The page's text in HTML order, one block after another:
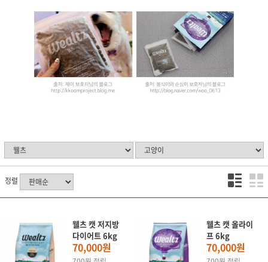
정렬
웰츠 캣 저지방
다이어트 6kg
70,000원
웰츠 캣 올라이
프 6kg
70,000원